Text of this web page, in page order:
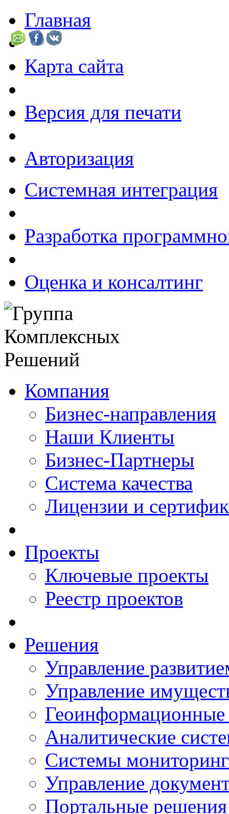
Главная
Карта сайта
Версия для печати
Авторизация
Системная интеграция
Разработка
Оценка и консалтинг
Компания
Бизнес-направления
Наши Клиенты
Бизнес-Партнеры
Система качества
Лицензии и
Проекты
Ключевые проекты
Реестр проектов
Решения
Управление
Управление
Аналитические
Системы
Управление
Портальные решения